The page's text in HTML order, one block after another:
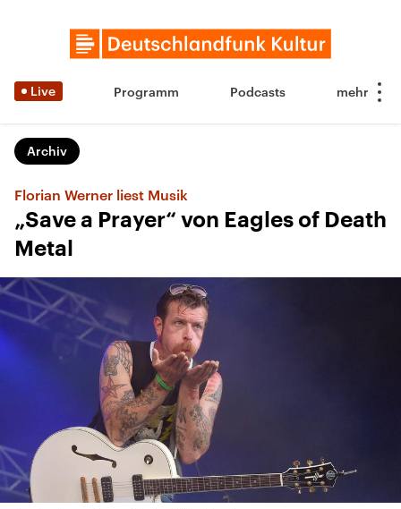
Live Programm Podcasts
Archiv
Florian Werner liest Musik
„Save a Prayer“ von Eagles of Death
Metal